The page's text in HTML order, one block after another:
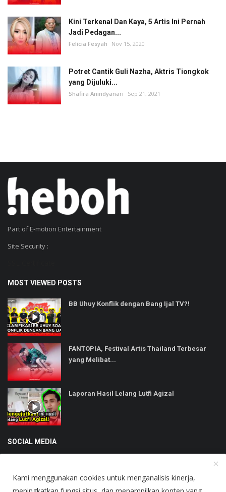
Kini Terkenal Dan Kaya, 5 Artis Ini Pernah
Jadi Pedagan...
Felicia Fesyah Nov 15, 2020
Potret Cantik Guli Nazha, Aktris Tiongkok
yang Dijuluki...
Shafira Anindyanari Sep 21, 2021
Part of E-motion Entertainment
Site Security :
MOST VIEWED POSTS
BB Uhuy Konflik dengan Bang Ijal TV?!
FANTOPIA, Festival Artis Thailand Terbesar
yang Melibat...
Laporan Hasil Lelang Lutfi Agizal
SOCIAL MEDIA
Kami menggunakan cookies untuk menganalisis kinerja,